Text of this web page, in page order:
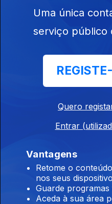
Uma única
serviço público
Quero
Entrar
Vantagens
Retome o
nos seus
Guarde
Aceda à sua área